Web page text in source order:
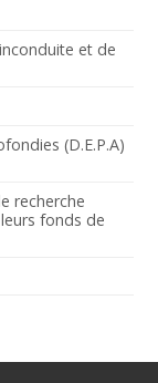
et de
(D.E.P.A)
recherche
fonds de